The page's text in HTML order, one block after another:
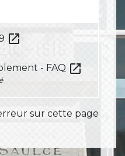
open_in_new
- FAQ open_in_new
sur cette page